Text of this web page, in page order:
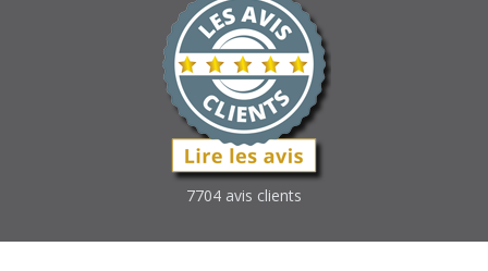
7704 avis clients